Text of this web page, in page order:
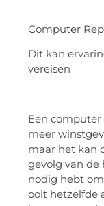
Computer
Dit kan
vereisen
Een computer
meer
maar het kan
gevolg van de
nodig hebt
ooit hetzelfde